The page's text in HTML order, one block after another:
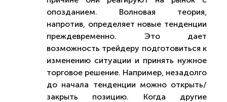
опозданием. Волновая теория,
напротив, определяет новые тенденции
преждевременно. Это дает
возможность трейдеру подготовиться к
изменению ситуации и принять нужное
торговое решение. Например, незадолго
до начала тенденции можно открыть/
закрыть позицию. Когда другие